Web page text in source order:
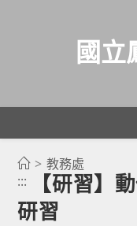
國立
> 教務處
:::
【研習】
研習